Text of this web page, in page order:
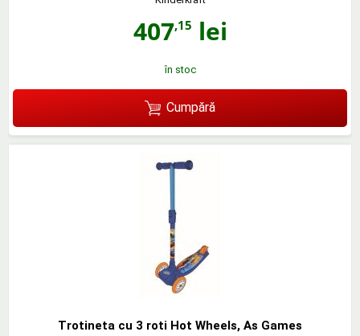
407,15 lei
în stoc
Cumpără
Trotineta cu 3 roti Hot Wheels, As Games